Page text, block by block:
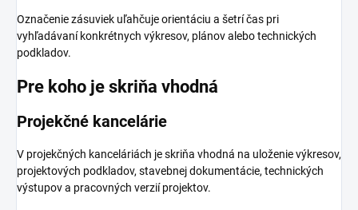
Označenie zásuviek uľahčuje orientáciu a šetrí čas pri
vyhľadávaní konkrétnych výkresov, plánov alebo technických
podkladov.
Pre koho je skriňa vhodná
Projekčné kancelárie
V projekčných kanceláriách je skriňa vhodná na uloženie výkresov,
projektových podkladov, stavebnej dokumentácie, technických
výstupov a pracovných verzií projektov.